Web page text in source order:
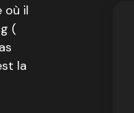
où il
(
la